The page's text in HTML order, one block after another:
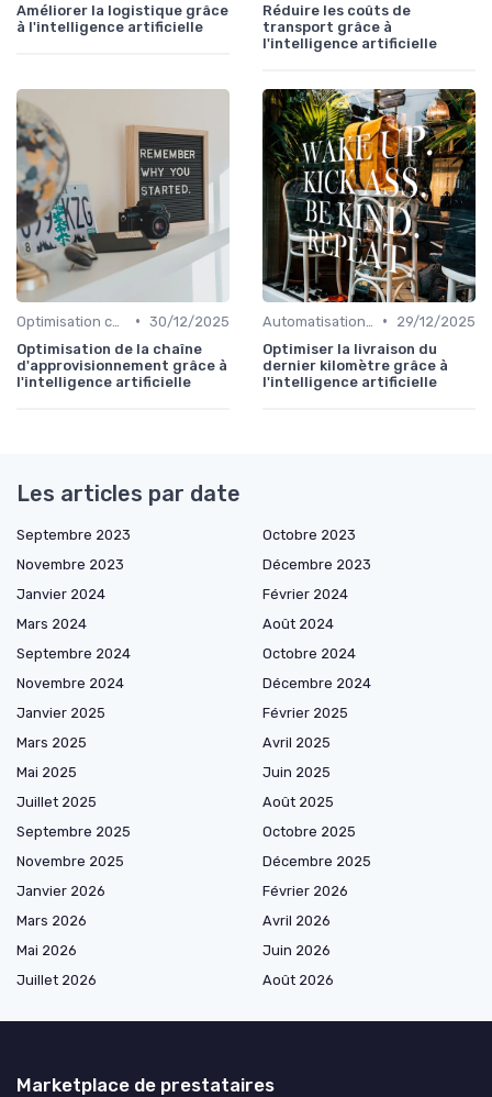
Améliorer la logistique grâce
à l'intelligence artificielle
Réduire les coûts de
transport grâce à
l'intelligence artificielle
• 30/12/2025
Optimisation de la chaîne
d'approvisionnement grâce à
l'intelligence artificielle
•
29/12/2025
Optimiser la livraison du
dernier kilomètre grâce à
l'intelligence artificielle
Les articles par date
Septembre 2023
Octobre 2023
Novembre 2023
Décembre 2023
Janvier 2024
Février 2024
Mars 2024
Août 2024
Septembre 2024
Octobre 2024
Novembre 2024
Décembre 2024
Janvier 2025
Février 2025
Mars 2025
Avril 2025
Mai 2025
Juin 2025
Juillet 2025
Août 2025
Septembre 2025
Octobre 2025
Novembre 2025
Décembre 2025
Janvier 2026
Février 2026
Mars 2026
Avril 2026
Mai 2026
Juin 2026
Juillet 2026
Août 2026
Marketplace de prestataires